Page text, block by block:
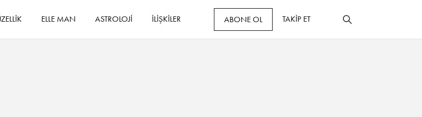
ELLE MAN ASTROLOJİ İLİŞKİLER ABONE OL TAKİP ET